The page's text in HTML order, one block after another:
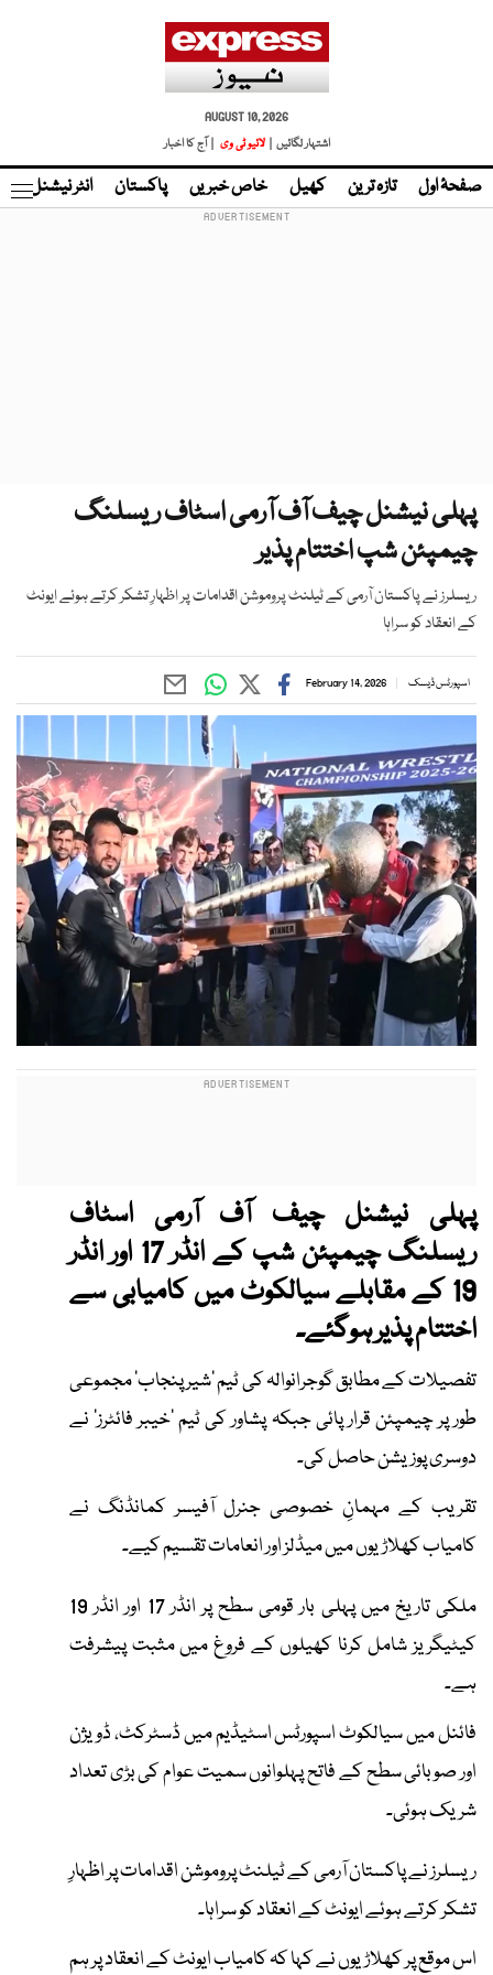
AUGUST 10, 2026
اشتہار لگائیں |
لائیو ٹی وی | آج کا اخبار
صفحۂ اول تازہ ترین کھیل خاص خبریں پاکستان انٹر نیشنل
پہلی نیشنل چیف آف آرمی اسٹاف ریسلنگ
چیمپئن شپ اختتام پذیر
ریسلرز نے پاکستان آرمی کے ٹیلنٹ پروموشن اقدامات پر اظہارِ تشکر کرتے ہوئے ایونٹ
کے انعقاد کو سراہا
اسپورٹس ڈیسک February 14, 2026
پہلی نیشنل چیف آف آرمی اسٹاف
ریسلنگ چیمپئن شپ کے انڈر 17 اور انڈر
19 کے مقابلے سیالکوٹ میں کامیابی سے
اختتام پذیر ہوگئے۔
تفصیلات کے مطابق گوجرانوالہ کی ٹیم ‘شیر پنجاب‘ مجموعی
طور پر چیمپئن قرار پائی جبکہ پشاور کی ٹیم ’خیبر فائٹرز‘ نے
دوسری پوزیشن حاصل کی۔
تقریب کے مہمانِ خصوصی جنرل آفیسر کمانڈنگ نے
کامیاب کھلاڑیوں میں میڈلز اور انعامات تقسیم کیے۔
ملکی تاریخ میں پہلی بار قومی سطح پر انڈر 17 اور انڈر 19
کیٹیگریز شامل کرنا کھیلوں کے فروغ میں مثبت پیشرفت
ہے۔
فائنل میں سیالکوٹ اسپورٹس اسٹیڈیم میں ڈسٹرکٹ، ڈویژن
اور صوبائی سطح کے فاتح پہلوانوں سمیت عوام کی بڑی تعداد
شریک ہوئی۔
ریسلرز نے پاکستان آرمی کے ٹیلنٹ پروموشن اقدامات پر اظہارِ
تشکر کرتے ہوئے ایونٹ کے انعقاد کو سراہا۔
اس موقع پر کھلاڑیوں نے کہا کہ کامیاب ایونٹ کے انعقاد پر ہم